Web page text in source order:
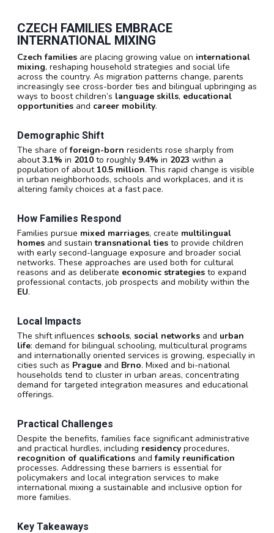
CZECH FAMILIES EMBRACE
INTERNATIONAL MIXING
Czech families are placing growing value on international
mixing, reshaping household strategies and social life
across the country. As migration patterns change, parents
increasingly see cross-border ties and bilingual upbringing as
ways to boost children’s language skills, educational
opportunities and career mobility.
Demographic Shift
The share offoreign-born residents rose sharply from
about3.1% in 2010 to roughly 9.4% in 2023 within a
population of about 10.5 million. This rapid change is visible
in urban neighborhoods, schools and workplaces, and it is
altering family choices at a fast pace.
How Families Respond
Families pursue mixed marriages, create multilingual
homes and sustaintransnational ties to provide children
with early second-language exposure and broader social
networks. These approaches are used both for cultural
reasons and as deliberate economic strategies to expand
professional contacts, job prospects and mobility within the
EU.
Local Impacts
The shift influences schools, social networks and urban
life: demand for bilingual schooling, multicultural programs
and internationally oriented services is growing, especially in
cities such as Prague and Brno. Mixed and bi-national
households tend to cluster in urban areas, concentrating
demand for targeted integration measures and educational
offerings.
Practical Challenges
Despite the benefits, families face significant administrative
and practical hurdles, including residency procedures,
recognition of qualifications andfamily reunification
processes. Addressing these barriers is essential for
policymakers and local integration services to make
international mixing a sustainable and inclusive option for
more families.
Key Takeaways